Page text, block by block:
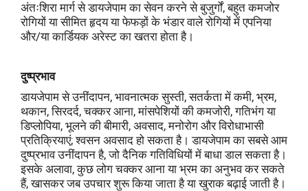
अंतःशिरा मार्ग से डायजेपाम का सेवन करने से बुजुर्गों, बहुत कमजोर
रोगियों या सीमित हृदय या फेफड़ों के भंडार वाले रोगियों में एपनिया
और/या कार्डियक अरेस्ट का खतरा होता है।
दुष्प्रभाव
डायजेपाम से उनींदापन, भावनात्मक सुस्ती, सतर्कता में कमी, भ्रम,
थकान, सिरदर्द, चक्कर आना, मांसपेशियों की कमजोरी, गतिभंग या
डिप्लोपिया, भूलने की बीमारी, अवसाद, मनोरोग और विरोधाभासी
प्रतिक्रियाएं; श्वसन अवसाद हो सकता है। डायजेपाम का सबसे आम
दुष्प्रभाव उनींदापन है, जो दैनिक गतिविधियों में बाधा डाल सकता है।
इसके अलावा, कुछ लोग चक्कर आना या भ्रम का अनुभव कर सकते
हैं, खासकर जब उपचार शुरू किया जाता है या खुराक बढ़ाई जाती है।